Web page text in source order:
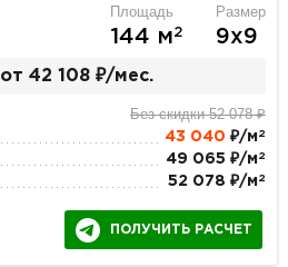
Площадь
144 м2
Размер
9х9
от 42 108 ₽/мес.
Без скидки 52 078 ₽
43 040 ₽/м 2
49 065 ₽/м 2
52 078 ₽/м 2
ПОЛУЧИТЬ РАСЧЕТ